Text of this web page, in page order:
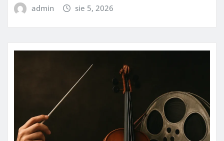
admin sie 5, 2026